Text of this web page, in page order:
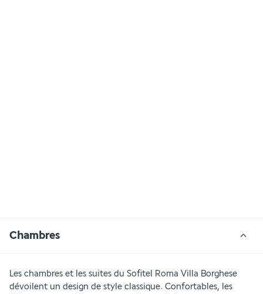
Chambres
Les chambres et les suites du Sofitel Roma Villa Borghese
dévoilent un design de style classique. Confortables, les